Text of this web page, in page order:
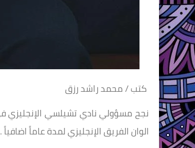
كتب / محمد راشد رزق
الوان الفريق الإنجليزي لمدة عاماً اضافياً .